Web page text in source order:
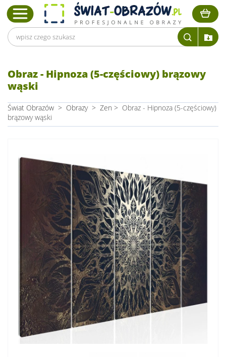
Obraz - Hipnoza (5-częściowy) brązowy
wąski
Świat Obrazów > Obrazy > Zen > Obraz - Hipnoza (5-częściowy)
brązowy wąski